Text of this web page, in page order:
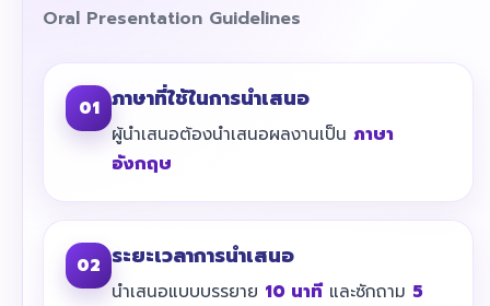
Oral Presentation Guidelines
01 ภาษาที่ใช้ในการนำเสนอ
ผู้นำเสนอต้องนำเสนอผลงานเป็น ภาษา
อังกฤษ
02 ระยะเวลาการนำเสนอ
นำเสนอแบบบรรยาย 10 นาทีและซักถาม 5